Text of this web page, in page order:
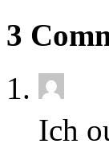
3
Ich